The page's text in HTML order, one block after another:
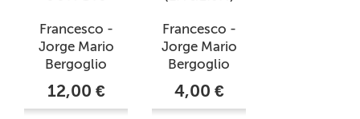
Francesco -
Jorge Mario
Bergoglio
12,00 €
Francesco -
Jorge Mario
Bergoglio
4,00 €